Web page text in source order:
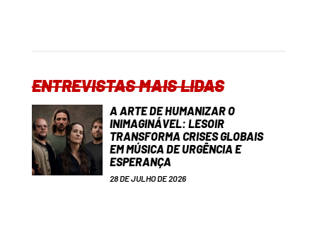
ENTREVISTAS MAIS LIDAS
A ARTE DE HUMANIZAR O
INIMAGINÁVEL: LESOIR
TRANSFORMA CRISES GLOBAIS
EM MÚSICA DE URGÊNCIA E
ESPERANÇA
28 DE JULHO DE 2026